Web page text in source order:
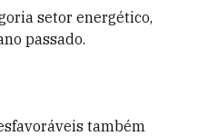
setor energético,
passado.
também